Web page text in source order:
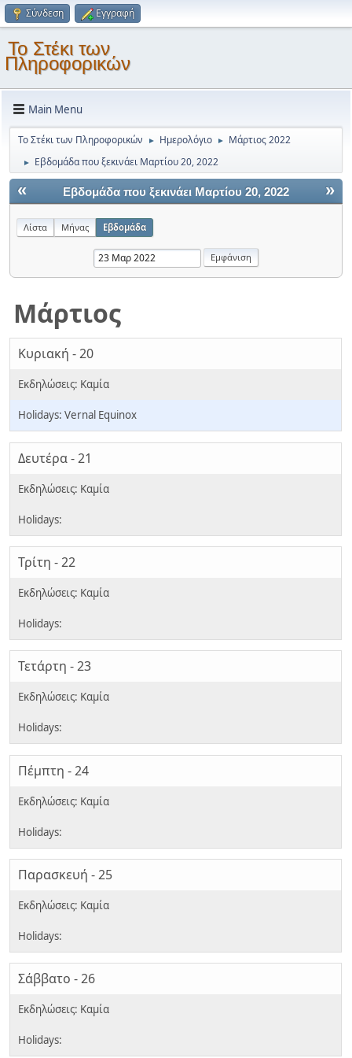
Σύνδεση Εγγραφή
Το Στέκι των
Πληροφορικών
Main Menu
Το Στέκι των Πληροφορικών ► Ημερολόγιο ► Μάρτιος 2022
► Εβδομάδα που ξεκινάει Μαρτίου 20, 2022
« »
Εβδομάδα που ξεκινάει Μαρτίου 20, 2022
Λίστα Μήνας Εβδομάδα
Μάρτιος
Κυριακή - 20
Vernal Equinox
Δευτέρα - 21
Τρίτη - 22
Τετάρτη - 23
Πέμπτη - 24
Παρασκευή - 25
Σάββατο - 26